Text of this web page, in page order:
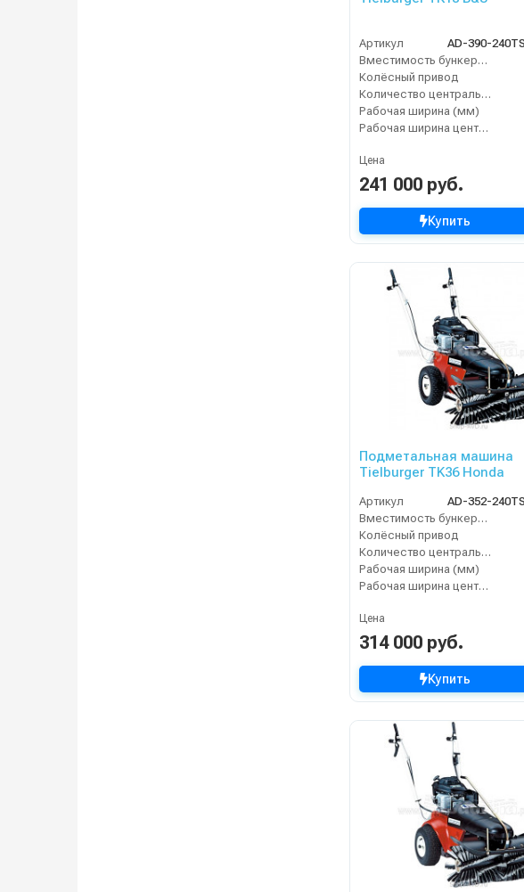
Артикул
Вместимость бункера (л)
Колёсный привод
Количество центральных мусоросборных валиков (шт)
Рабочая ширина (мм)
Рабочая ширина центральной щётки (мм)
Цена
241 000 руб.
Купить
Подметальная машина
Tielburger TK36 Honda
Артикул
Вместимость бункера (л)
Колёсный привод
Количество центральных мусоросборных валиков (шт)
Рабочая ширина (мм)
Рабочая ширина центральной щётки (мм)
Цена
314 000 руб.
Купить